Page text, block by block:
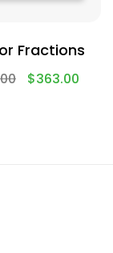
Fractions
$363.00